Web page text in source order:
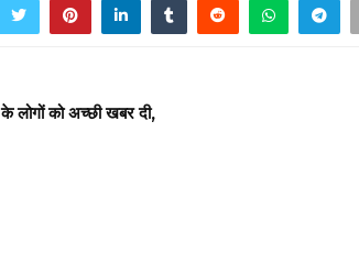
लोगों को अच्छी खबर दी,